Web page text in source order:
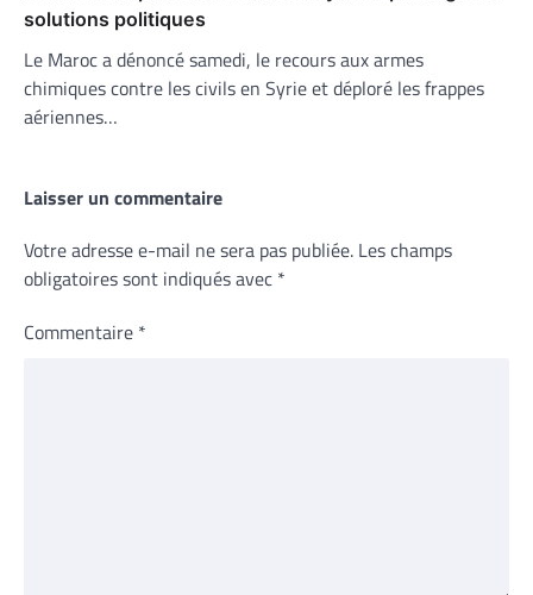
solutions politiques
Le Maroc a dénoncé samedi, le recours aux armes
chimiques contre les civils en Syrie et déploré les frappes
aériennes…
Laisser un commentaire
Votre adresse e-mail ne sera pas publiée. Les champs
obligatoires sont indiqués avec *
Commentaire *